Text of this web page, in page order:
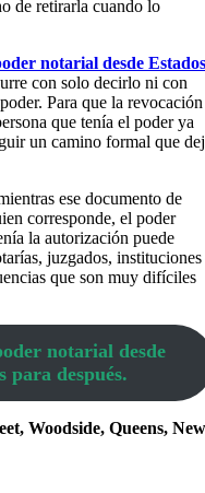
de retirarla cuando lo
notarial desde Estados
con solo decirlo ni con
Para que la revocación
que tenía el poder ya
un camino formal que
ese documento de
corresponde, el poder
la autorización puede
juzgados, instituciones
que son muy difíciles
notarial desde
para después.
Woodside, Queens, New